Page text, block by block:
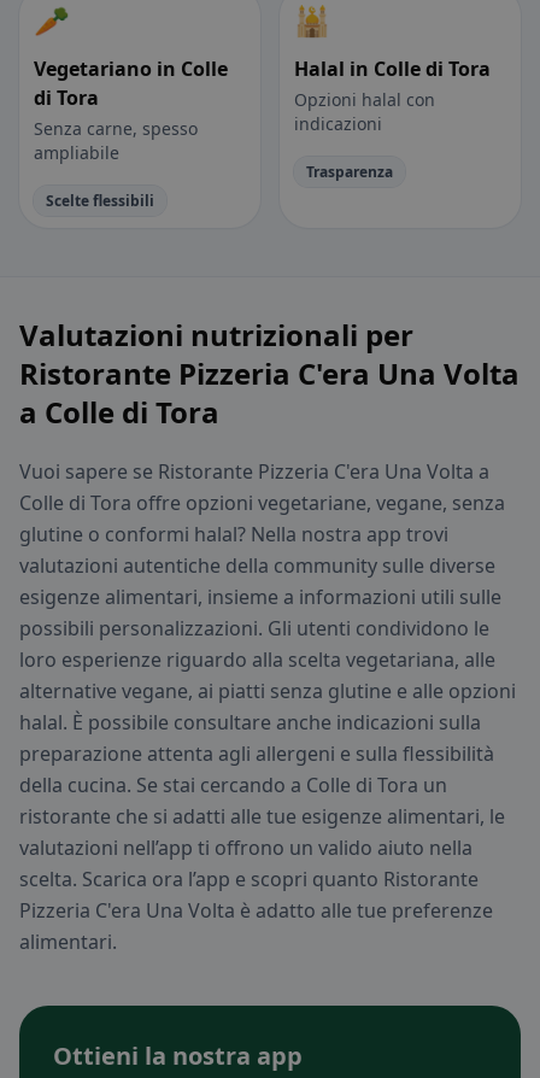
🥕
Vegetariano in Colle
di Tora
Senza carne, spesso
ampliabile
Scelte flessibili
🕌
Halal in Colle di Tora
Opzioni halal con
indicazioni
Trasparenza
Valutazioni nutrizionali per
Ristorante Pizzeria C'era Una Volta
a Colle di Tora
Vuoi sapere se Ristorante Pizzeria C'era Una Volta a
Colle di Tora offre opzioni vegetariane, vegane, senza
glutine o conformi halal? Nella nostra app trovi
valutazioni autentiche della community sulle diverse
esigenze alimentari, insieme a informazioni utili sulle
possibili personalizzazioni. Gli utenti condividono le
loro esperienze riguardo alla scelta vegetariana, alle
alternative vegane, ai piatti senza glutine e alle opzioni
halal. È possibile consultare anche indicazioni sulla
preparazione attenta agli allergeni e sulla flessibilità
della cucina. Se stai cercando a Colle di Tora un
ristorante che si adatti alle tue esigenze alimentari, le
valutazioni nell’app ti offrono un valido aiuto nella
scelta. Scarica ora l’app e scopri quanto Ristorante
Pizzeria C'era Una Volta è adatto alle tue preferenze
alimentari.
Ottieni la nostra app